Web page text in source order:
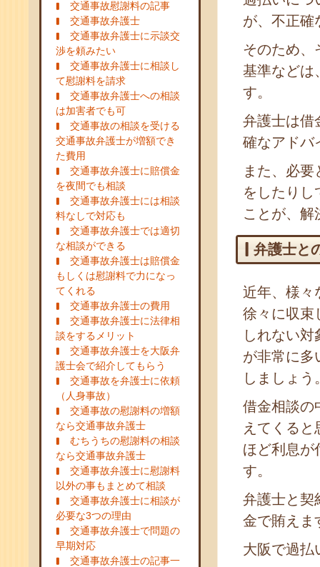
交通事故慰謝料の記事
交通事故弁護士
交通事故弁護士に示談交
渉を頼みたい
交通事故弁護士に相談し
て慰謝料を請求
交通事故弁護士への相談
は加害者でも可
交通事故の相談を受ける
交通事故弁護士が増額でき
た費用
交通事故弁護士に賠償金
を夜間でも相談
交通事故弁護士には相談
料なしで対応も
交通事故弁護士では適切
な相談ができる
交通事故弁護士は賠償金
もしくは慰謝料で力になっ
てくれる
交通事故弁護士の費用
交通事故弁護士に法律相
談をするメリット
交通事故弁護士を大阪弁
護士会で紹介してもらう
交通事故を弁護士に依頼
（人身事故）
交通事故の慰謝料の増額
なら交通事故弁護士
むちうちの慰謝料の相談
なら交通事故弁護士
交通事故弁護士に慰謝料
以外の事もまとめて相談
交通事故弁護士に相談が
必要な3つの理由
交通事故弁護士で問題の
早期対応
交通事故弁護士の記事一
が、不正確
そのため、
基準などは
す。
弁護士は借
確なアドバ
また、必要
をしたりし
ことが、解
弁護士と
近年、様々
徐々に収束
しれない
が非常に多
しましょう
借金相談の
えてくると
ほど利息が
す。
弁護士と契
金で賄えま
大阪で過払